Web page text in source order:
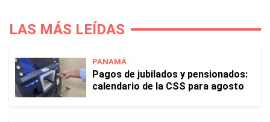
LAS MÁS LEÍDAS
PANAMÁ
Pagos de jubilados y pensionados:
calendario de la CSS para agosto